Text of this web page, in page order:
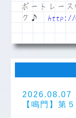
ボートレー
ク♪ http://
2026.08.07
【鳴門】第